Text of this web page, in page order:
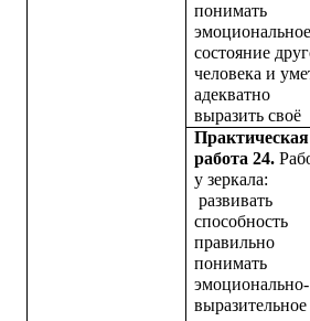
понимать
эмоциональное
состояние
человека и
адекватно
выразить своё
Практическая
работа 24.
у зеркала:
развивать
способность
правильно
понимать
эмоционально-
выразительное